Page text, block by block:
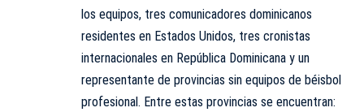
los equipos, tres comunicadores dominicanos
residentes en Estados Unidos, tres cronistas
internacionales en República Dominicana y un
representante de provincias sin equipos de béisbol
profesional. Entre estas provincias se encuentran: